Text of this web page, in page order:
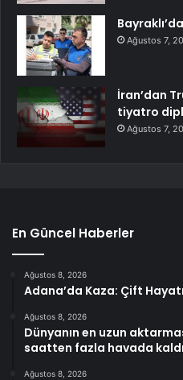
Ağustos 7,
İran’dan
tiyatro
Ağustos 7,
En Güncel Haberler
Ağustos 8, 2026
Adana’da Kaza: Çift
Ağustos 8, 2026
Dünyanın en uzun
saatten fazla havada
Ağustos 8, 2026